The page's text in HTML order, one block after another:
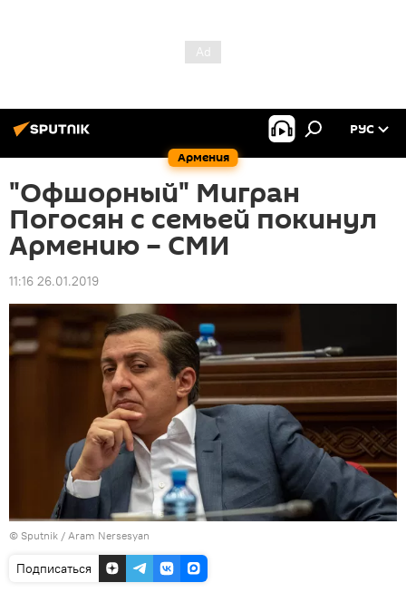
Армения
РУС
"Офшорный" Мигран
Погосян с семьей покинул
Армению – СМИ
11:16 26.01.2019
© Sputnik / Aram Nersesyan
Подписаться